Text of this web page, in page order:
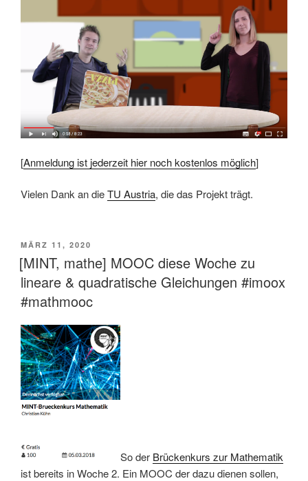
[Anmeldung ist jederzeit hier noch kostenlos möglich]
Vielen Dank an dieTU Austria, die das Projekt trägt.
VERÖFFENTLICHT
AM
MÄRZ 11, 2020
[MINT, mathe] MOOC diese Woche zu
lineare & quadratische Gleichungen #imoox
#mathmooc
So der Brückenkurs zur Mathematik
ist bereits in Woche 2. Ein MOOC der dazu dienen sollen,